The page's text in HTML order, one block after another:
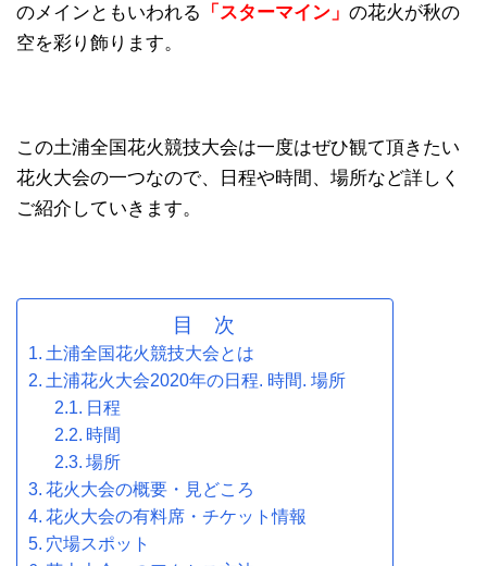
のメインともいわれる
「スターマイン」 の花火が秋の
空を彩り飾ります。
この土浦全国花火競技大会は一度はぜひ観て頂きたい
花火大会の一つなので、日程や時間、場所など詳しく
ご紹介していきます。
目 次
土浦全国花火競技大会とは
土浦花火大会2020年の日程. 時間. 場所
日程
時間
場所
花火大会の概要・見どころ
花火大会の有料席・チケット情報
穴場スポット